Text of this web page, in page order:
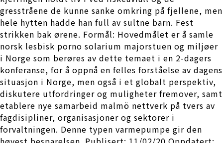
gresstråene de kunne sanke omkring på fjellene, men
hele hytten hadde han full av sultne barn. Fest
strikken bak ørene. Formål: Hovedmålet er å samle
norsk lesbisk porno solarium majorstuen og miljøer
i Norge som berøres av dette temaet i en 2-dagers
konferanse, for å oppnå en felles forståelse av dagens
situasjon i Norge, men også i et globalt perspektiv,
diskutere utfordringer og muligheter fremover, samt
etablere nye samarbeid malmö nettverk på tvers av
fagdisipliner, organisasjoner og sektorer i
forvaltningen. Denne typen varmepumpe gir den